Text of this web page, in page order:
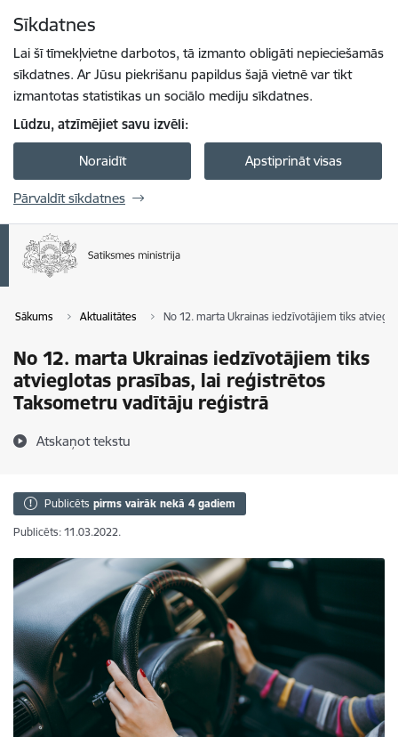
Sīkdatnes
Lai šī tīmekļvietne darbotos, tā izmanto obligāti nepieciešamās
sīkdatnes. Ar Jūsu piekrišanu papildus šajā vietnē var tikt
izmantotas statistikas un sociālo mediju sīkdatnes.
Lūdzu, atzīmējiet savu izvēli:
Noraidīt Apstiprināt visas
Pārvaldīt sīkdatnes
Sākums Aktualitātes No 12. marta Ukrainas iedzīvotājiem tiks
No 12. marta Ukrainas iedzīvotājiem tiks
atvieglotas prasības, lai reģistrētos
Taksometru vadītāju reģistrā
Atskaņot tekstu
Publicēts pirms vairāk nekā 4 gadiem
Publicēts: 11.03.2022.